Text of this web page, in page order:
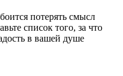
потерять смысл
список того, за что
в вашей душе